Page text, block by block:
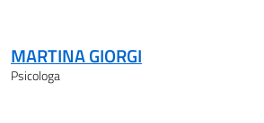
MARTINA GIORGI
Psicologa